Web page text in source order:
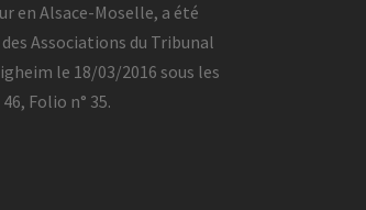
en Alsace-Moselle, a été
Associations du Tribunal
le 18/03/2016 sous les
Folio n° 35.